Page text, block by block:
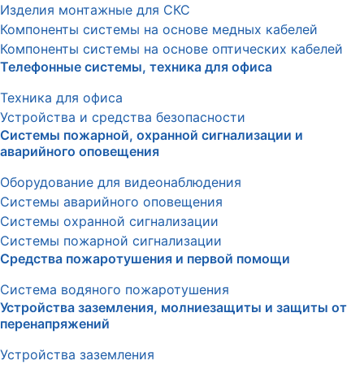
Изделия монтажные для СКС
Компоненты системы на основе медных кабелей
Компоненты системы на основе оптических кабелей
Телефонные системы, техника для офиса
Техника для офиса
Устройства и средства безопасности
Системы пожарной, охранной сигнализации и
аварийного оповещения
Оборудование для видеонаблюдения
Системы аварийного оповещения
Системы охранной сигнализации
Системы пожарной сигнализации
Средства пожаротушения и первой помощи
Система водяного пожаротушения
Устройства заземления, молниезащиты и защиты от
перенапряжений
Устройства заземления